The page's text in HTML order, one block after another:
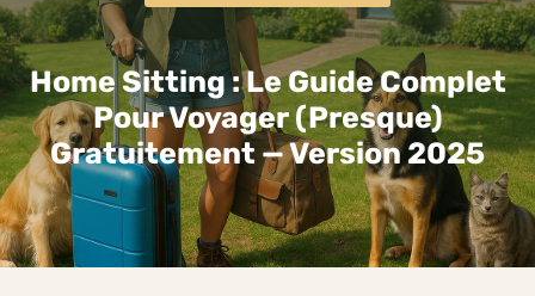
Home Sitting : Le Guide Complet
Pour Voyager (presque)
Gratuitement — Version 2025